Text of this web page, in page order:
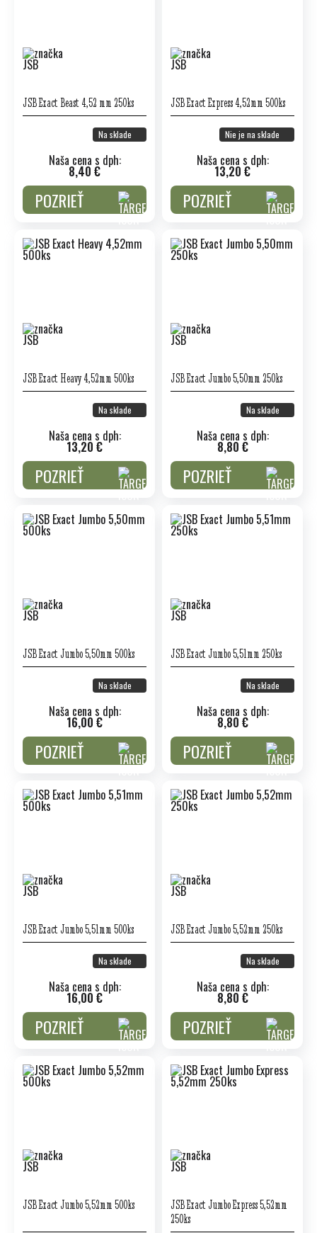
JSB Exact Beast 4,52 mm 250ks
Na sklade
Naša cena s dph:
8,40 €
POZRIEŤ
JSB Exact Express 4,52mm 500ks
Nie je na sklade
Naša cena s dph:
13,20 €
POZRIEŤ
JSB Exact Heavy 4,52mm 500ks
Na sklade
Naša cena s dph:
13,20 €
POZRIEŤ
JSB Exact Jumbo 5,50mm 250ks
Na sklade
Naša cena s dph:
8,80 €
POZRIEŤ
JSB Exact Jumbo 5,50mm 500ks
Na sklade
Naša cena s dph:
16,00 €
POZRIEŤ
JSB Exact Jumbo 5,51mm 250ks
Na sklade
Naša cena s dph:
8,80 €
POZRIEŤ
JSB Exact Jumbo 5,51mm 500ks
Na sklade
Naša cena s dph:
16,00 €
POZRIEŤ
JSB Exact Jumbo 5,52mm 250ks
Na sklade
Naša cena s dph:
8,80 €
POZRIEŤ
JSB Exact Jumbo 5,52mm 500ks
JSB Exact Jumbo Express 5,52mm
250ks